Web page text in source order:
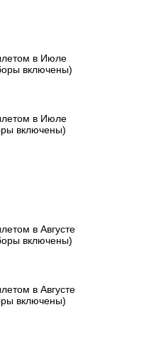
в Июле
включены)
в Июле
включены)
в Августе
включены)
в Августе
включены)